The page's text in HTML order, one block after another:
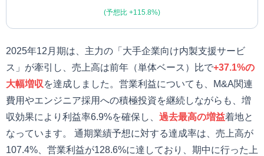
(予想比 +115.8%)
2025年12月期は、主力の「大手企業向け内製支援サービ
ス」が牽引し、売上高は前年（単体ベース）比で+37.1%の
大幅増収 を達成しました。営業利益についても、M&A関連
費用やエンジニア採用への積極投資を継続しながらも、増
収効果により利益率6.9%を確保し、 過去最高の増益着地と
なっています。 通期業績予想に対する達成率は、売上高が
107.4%、営業利益が128.6%に達しており、期中に行った上